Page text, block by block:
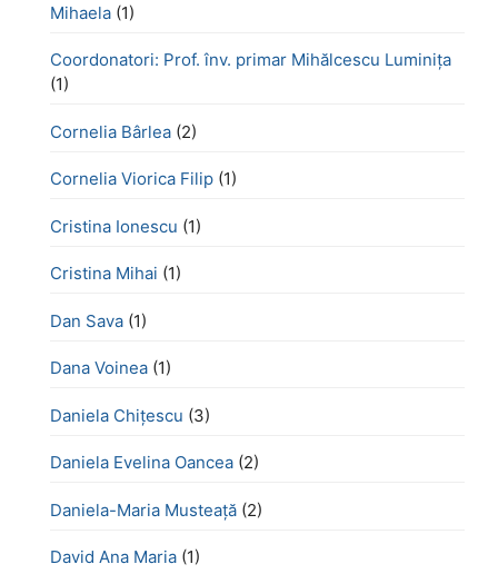
Mihaela (1)
Coordonatori: Prof. înv. primar Mihălcescu Luminița
(1)
Cornelia Bârlea (2)
Cornelia Viorica Filip (1)
Cristina Ionescu (1)
Cristina Mihai (1)
Dan Sava (1)
Dana Voinea (1)
Daniela Chițescu (3)
Daniela Evelina Oancea (2)
Daniela-Maria Musteață (2)
David Ana Maria (1)